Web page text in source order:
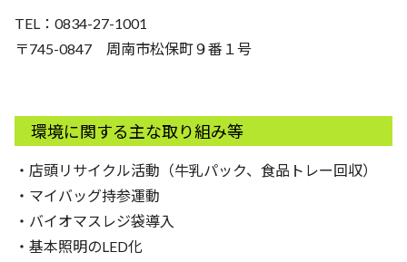
TEL：0834-27-1001
〒745-0847 周南市松保町９番１号
環境に関する主な取り組み等
・店頭リサイクル活動（牛乳パック、食品トレー回収）
・マイバッグ持参運動
・バイオマスレジ袋導入
・基本照明のLED化